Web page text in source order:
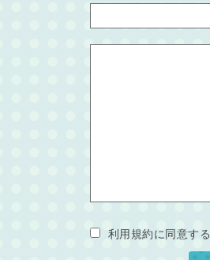
利用規約に同意する